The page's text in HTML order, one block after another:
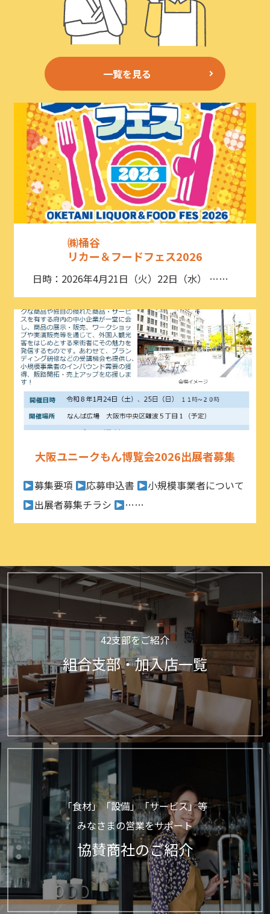
一覧を見る
㈱桶谷
リカー＆フードフェス2026
日時：2026年4月21日（火）22日（水） ……
大阪ユニークもん博覧会2026出展者募集
募集要項 応募申込書
小規模事業者について
出展者募集チラシ
……
42支部をご紹介
組合支部・加入店一覧
「食材」「設備」「サービス」等
みなさまの営業をサポート
協賛商社のご紹介